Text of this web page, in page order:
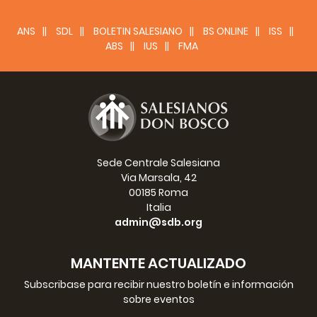
fu per lui quasi sempre un vanto. Non risparmiò mezzi per
promuovere rapidamente il processo apostolico di Don
Bosco, per la cui canonizzazione volle stabilire il ° aprile,
Pasqua del 1934, chiusura dell'Anno Santo. Egli estese la
chiamato a il Papa di Don Bosco U.
Si deve a lui se la causa di Domenico Savio superò
difficoltà, che parevano insormontabili: il 9 luglio 1933
firmò il decreto dell'eroicità delle virtù. L'll maggio 1936
proclamò anche l'eroicità delle virtù di Santa Maria
Domenica Mazzarello, che beatificò il 20 novembre 1938.
Altri segni di predilezione per la Società Salesiana furono la
concessione della preziosa Indulgenza del lavoro
santificato (1922). In 17 anni di Pontificato elesse il secondo
(Salesiani 12.763).
ASTRO BENEFICO
In occasione della lettura del Decreto sull'eroicità delle
ANS SDL BOLETIN SALESIANO BS ONLINE
ISS
ABS
IUS FMA
Sede Centrale Salesiana
Via Marsala, 42
00185 Roma
Italia
admin@sdb.org
MANTENTE ACTUALIZADO
Subscribase para recibir nuestro boletín e información
sobre eventos